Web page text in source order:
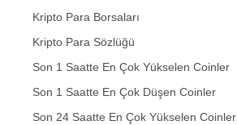
Kripto Para Borsaları
Kripto Para Sözlüğü
Son 1 Saatte En Çok Yükselen Coinler
Son 1 Saatte En Çok Düşen Coinler
Son 24 Saatte En Çok Yükselen Coinler